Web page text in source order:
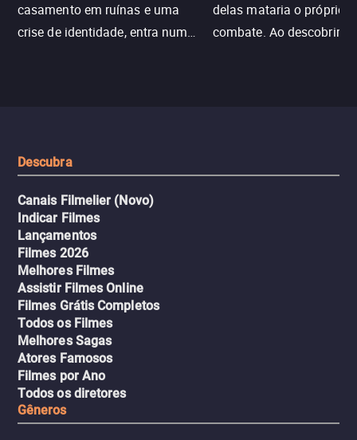
casamento em ruínas e uma
crise de identidade, entra num
delas mataria o próprio
combate. Ao descobrir a
Descubra
Canais Filmelier (Novo)
Indicar Filmes
Lançamentos
Filmes 2026
Melhores Filmes
Assistir Filmes Online
Filmes Grátis Completos
Todos os Filmes
Melhores Sagas
Atores Famosos
Filmes por Ano
Todos os diretores
Gêneros